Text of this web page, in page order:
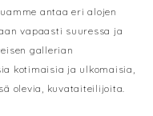
antaa eri alojen
vapaasti suuressa ja
gallerian
kotimaisia ja ulkomaisia,
olevia, kuvataiteilijoita.